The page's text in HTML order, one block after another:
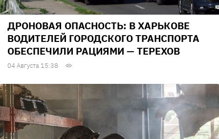
ДРОНОВАЯ ОПАСНОСТЬ: В ХАРЬКОВЕ
ВОДИТЕЛЕЙ ГОРОДСКОГО ТРАНСПОРТА
ОБЕСПЕЧИЛИ РАЦИЯМИ — ТЕРЕХОВ
04 Августа 15:38